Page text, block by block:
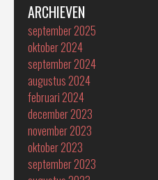
ARCHIEVEN
september 2025
oktober 2024
september 2024
augustus 2024
februari 2024
december 2023
november 2023
oktober 2023
september 2023